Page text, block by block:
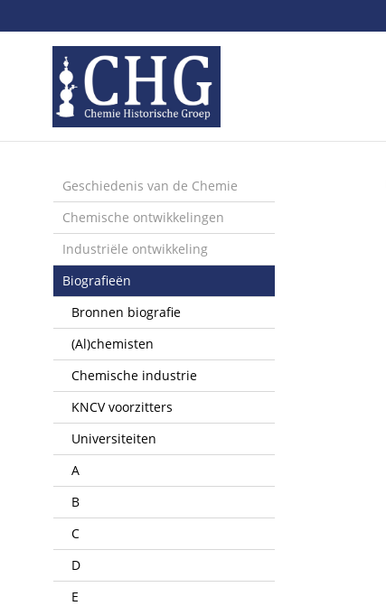
links
Spring
naar
de
inhoud
naar
het
menu
Geschiedenis van de Chemie
Chemische ontwikkelingen
Industriële ontwikkeling
Biografieën
Bronnen biografie
(Al)chemisten
Chemische industrie
KNCV voorzitters
Universiteiten
A
B
C
D
E